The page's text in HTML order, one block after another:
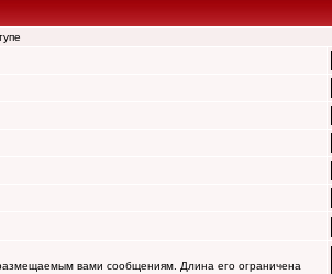
вами сообщениям. Длина его ограничена